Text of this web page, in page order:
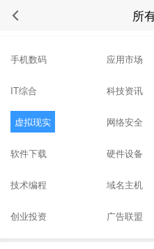
所
站点分类
手机数码 应用市场
IT综合 科技资讯
虚拟现实 网络安全
软件下载 硬件设备
技术编程 域名主机
创业投资 广告联盟